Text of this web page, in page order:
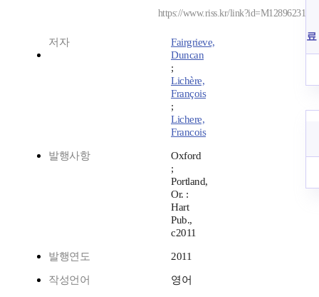
https://www.riss.kr/link?id=M12896231
저자
Fairgrieve,
Duncan
;
Lichère,
François
;
Lichere,
Francois
발행사항
Oxford
;
Portland,
Or. :
Hart
Pub.,
c2011
발행연도 2011
작성언어 영어
료